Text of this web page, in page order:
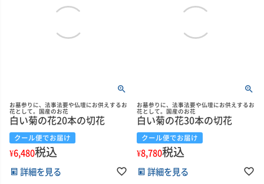
お墓参りに、法事法要や仏壇にお供えするお
花として。国産のお花
白い菊の花20本の切花
クール便でお届け
¥6,480税込
詳細を見る
お墓参りに、法事法要や仏壇にお供えするお
花として。国産のお花
白い菊の花30本の切花
クール便でお届け
¥8,780税込
詳細を見る